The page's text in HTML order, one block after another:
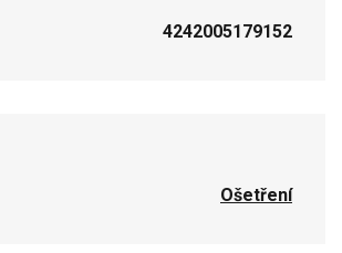
4242005179152
Ošetření